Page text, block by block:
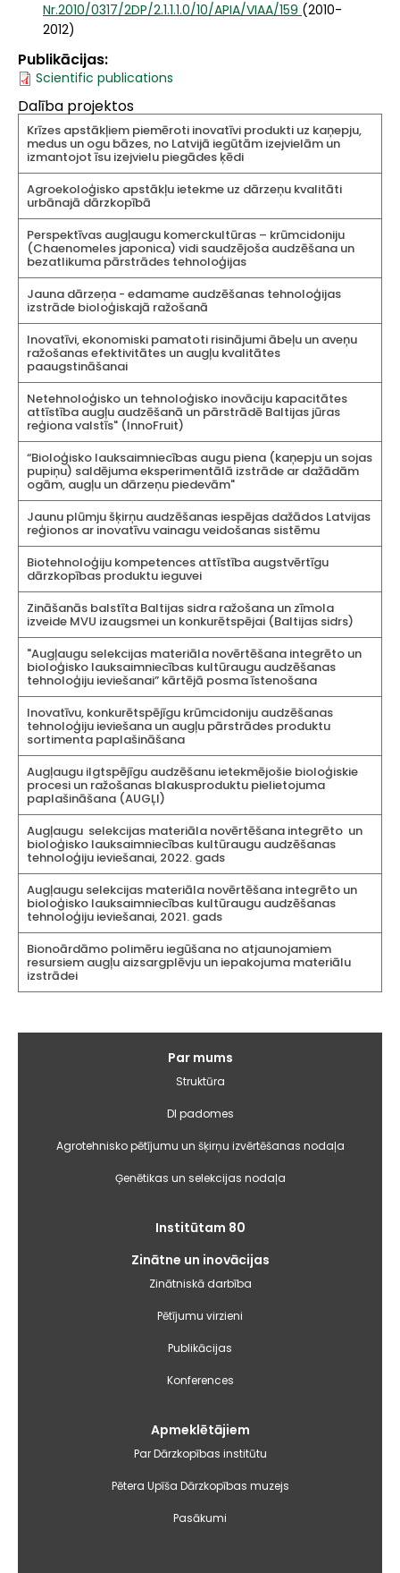
Nr.2010/0317/2DP/2.1.1.1.0/10/APIA/VIAA/159 (2010-
2012)
Publikācijas
Scientific publications
Dalība projektos
Krīzes apstākļiem piemēroti inovatīvi produkti uz kaņepju,
medus un ogu bāzes, no Latvijā iegūtām izejvielām un
izmantojot īsu izejvielu piegādes ķēdi
Agroekoloģisko apstākļu ietekme uz dārzeņu kvalitāti
urbānajā dārzkopībā
Perspektīvas augļaugu komerckultūras – krūmcidoniju
(Chaenomeles japonica) vidi saudzējoša audzēšana un
bezatlikuma pārstrādes tehnoloģijas
Jauna dārzeņa - edamame audzēšanas tehnoloģijas
izstrāde bioloģiskajā ražošanā
Inovatīvi, ekonomiski pamatoti risinājumi ābeļu un aveņu
ražošanas efektivitātes un augļu kvalitātes
paaugstināšanai
Netehnoloģisko un tehnoloģisko inovāciju kapacitātes
attīstība augļu audzēšanā un pārstrādē Baltijas jūras
reģiona valstīs" (InnoFruit)
“Bioloģisko lauksaimniecības augu piena (kaņepju un sojas
pupiņu) saldējuma eksperimentālā izstrāde ar dažādām
ogām, augļu un dārzeņu piedevām"
Jaunu plūmju šķirņu audzēšanas iespējas dažādos Latvijas
reģionos ar inovatīvu vainagu veidošanas sistēmu
Biotehnoloģiju kompetences attīstība augstvērtīgu
dārzkopības produktu ieguvei
Zināšanās balstīta Baltijas sidra ražošana un zīmola
izveide MVU izaugsmei un konkurētspējai (Baltijas sidrs)
"Augļaugu selekcijas materiāla novērtēšana integrēto un
bioloģisko lauksaimniecības kultūraugu audzēšanas
tehnoloģiju ieviešanai” kārtējā posma īstenošana
Inovatīvu, konkurētspējīgu krūmcidoniju audzēšanas
tehnoloģiju ieviešana un augļu pārstrādes produktu
sortimenta paplašināšana
Augļaugu ilgtspējīgu audzēšanu ietekmējošie bioloģiskie
procesi un ražošanas blakusproduktu pielietojuma
paplašināšana (AUGĻI)
Augļaugu selekcijas materiāla novērtēšana integrēto un
bioloģisko lauksaimniecības kultūraugu audzēšanas
tehnoloģiju ieviešanai, 2022. gads
Augļaugu selekcijas materiāla novērtēšana integrēto un
bioloģisko lauksaimniecības kultūraugu audzēšanas
tehnoloģiju ieviešanai, 2021. gads
Bionoārdāmo polimēru iegūšana no atjaunojamiem
resursiem augļu aizsargplēvju un iepakojuma materiālu
izstrādei
Par mums
Struktūra
DI padomes
Agrotehnisko pētījumu un šķirņu izvērtēšanas nodaļa
Ģenētikas un selekcijas nodaļa
Institūtam 80
Zinātne un inovācijas
Zinātniskā darbība
Pētījumu virzieni
Publikācijas
Konferences
Apmeklētājiem
Par Dārzkopības institūtu
Pētera Upīša Dārzkopības muzejs
Pasākumi